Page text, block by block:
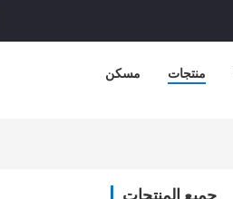
مسكن منتجات
جميع المنتجات